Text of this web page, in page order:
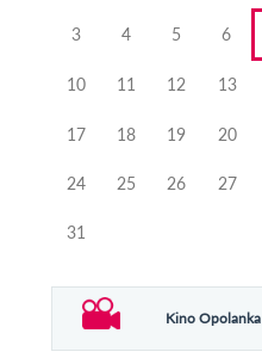
3 4 5 6
10 11 12 13
17 18 19 20
24 25 26 27
31
Kino Opolanka